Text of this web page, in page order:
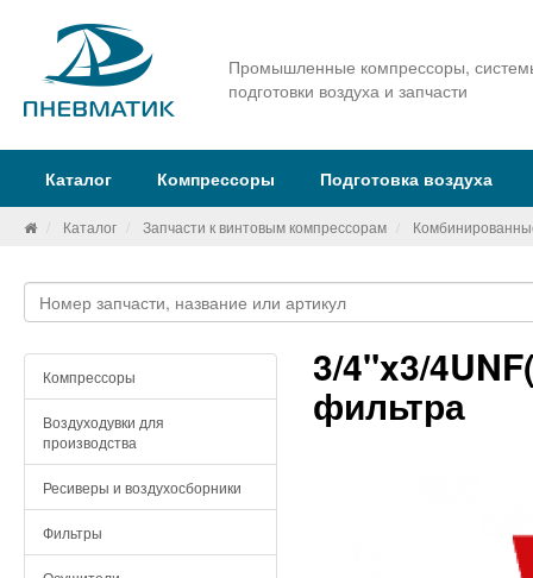
Промышленные компрессоры,
подготовки воздуха и запчасти
Каталог Компрессоры Подготовка воздуха
Каталог Запчасти к винтовым компрессорам
Компрессоры
Воздуходувки для
производства
Ресиверы и воздухосборники
Фильтры
3/4"x3/
фильтра